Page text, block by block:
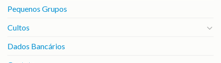
Pequenos Grupos
Cultos
Dados Bancários